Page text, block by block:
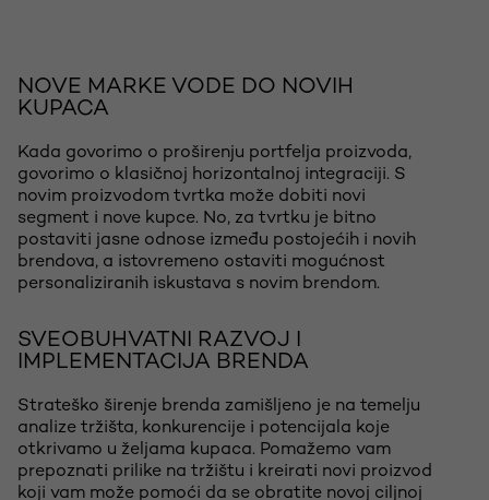
NOVE MARKE VODE DO NOVIH
KUPACA
Kada govorimo o proširenju portfelja proizvoda,
govorimo o klasičnoj horizontalnoj integraciji. S
novim proizvodom tvrtka može dobiti novi
segment i nove kupce. No, za tvrtku je bitno
postaviti jasne odnose između postojećih i novih
brendova, a istovremeno ostaviti mogućnost
personaliziranih iskustava s novim brendom.
SVEOBUHVATNI RAZVOJ I
IMPLEMENTACIJA BRENDA
Strateško širenje brenda zamišljeno je na temelju
analize tržišta, konkurencije i potencijala koje
otkrivamo u željama kupaca. Pomažemo vam
prepoznati prilike na tržištu i kreirati novi proizvod
koji vam može pomoći da se obratite novoj ciljnoj